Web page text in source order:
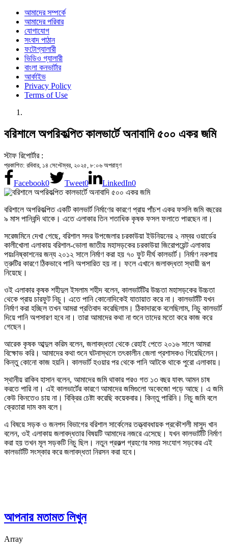
আমাদের সম্পর্কে
আমাদের পরিবার
যোগাযোগ
সংবাদ পাঠান
ফটোগ্যালারী
ভিডিও গ্যালারী
বাংলা কনভার্টার
আর্কাইভ
Privacy Policy
Terms of Use
বরিশালে অপরিকল্পিত কালভার্টে অনাবাদি ৫০০ একর জমি
স্টাফ রিপোর্টার :
প্রকাশিত: রবিবার, ১৪ সেপ্টেম্বর, ২০২৫, ৮:০৬ অপরাহ্ণ
Facebook0 Tweet0 LinkedIn0
বরিশালে অপরিকল্পিত একটি কালভার্ট নির্মাণের কারণে প্রায় পাঁচশ একর ফসলি জমি বছরের
৯ মাস পানিবন্দি থাকে। এতে এলাকার তিন শতাধিক কৃষক ফসল ফলাতে পারছেন না।
সরেজমিনে দেখা গেছে, বরিশাল সদর উপজেলার চরকাউয়া ইউনিয়নের ২ নম্বর ওয়ার্ডের
কালীখোলা এলাকায় বরিশাল-ভোলা জাতীয় মহাসড়কের চরকাউয়া জিরোপয়েন্ট এলাকায়
পয়ঃনিষ্কাশনের জন্য ২০১২ সালে নির্মাণ করা হয় ৭০ ফুট দীর্ঘ কালভার্ট। নির্মাণ নকশায়
ত্রুটির কারণে ঠিকভাবে পানি অপসারিত হয় না। ফলে এখানে জলাবদ্ধতা স্থায়ী রূপ
নিয়েছে।
ওই এলাকার কৃষক শহীদুল ইসলাম শহীদ বলেন, কালভার্টটির উচ্চতা মহাসড়কের উচ্চতা
থেকে প্রায় চারফুট নিচু। এতে পানি কোনোদিকেই যাতায়াত করে না। কালভার্টটি যখন
নির্মাণ করা হচ্ছিল তখন আমরা প্রতিবাদ করেছিলাম। ঠিকাদারকে বলেছিলাম, নিচু কালভার্ট
দিয়ে পানি অপসারণ হবে না। তারা আমাদের কথা না শুনে তাদের মতো করে কাজ করে
গেছেন।
আরেক কৃষক আব্দুল করিম বলেন, জলাবদ্ধতা থেকে রেহাই পেতে ২০১৬ সালে আমরা
বিক্ষোভ করি। আমাদের কথা শুনে ঘটনাস্থলে তৎকালীন জেলা প্রশাসকও গিয়েছিলেন।
কিন্তু কোনো কাজ হয়নি। কালভার্ট হওয়ার পর থেকে পানি আটকে থাকে পুরো এলাকায়।
স্থানীয় রাকিব হাসান বলেন, আমাদের জমি থাকার পরও গত ১৩ বছর যাবৎ আমন চাষ
করতে পারি না। এই কালভার্টের কারণে আমাদের জমিগুলো অকেজো পড়ে আছে। এ জমি
কেউ কিনতেও চায় না। বিক্রির চেষ্টা করেছি কয়েকবার। কিন্তু পারিনি। নিচু জমি বলে
ক্রেতারা দাম কম বলে।
এ বিষয়ে সড়ক ও জনপদ বিভাগের বরিশাল সার্কেলের তত্ত্বাবধায়ক প্রকৌশলী মাসুদ খান
বলেন, ওই এলাকায় জলাবদ্ধতার বিষয়টি আমাদের নজরে এসেছে। যখন কালভার্টটি নির্মাণ
করা হয় তখন মূল সড়কটি নিচু ছিল। নতুন প্রকল্প গ্রহণের সময় সংযোগ সড়কের এই
কালভার্টটি সংস্কার করে জলাবদ্ধতা নিরসন করা হবে।
আপনার মতামত লিখুন
Array